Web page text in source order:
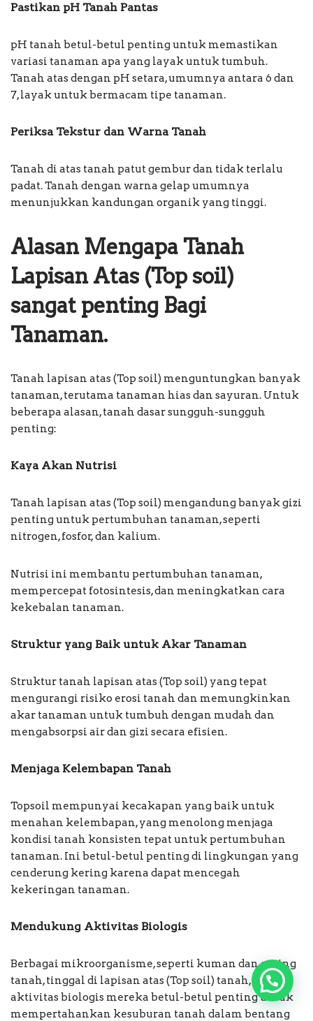
Pastikan pH Tanah Pantas
pH tanah betul-betul penting untuk memastikan
variasi tanaman apa yang layak untuk tumbuh.
Tanah atas dengan pH setara, umumnya antara 6 dan
7, layak untuk bermacam tipe tanaman.
Periksa Tekstur dan Warna Tanah
Tanah di atas tanah patut gembur dan tidak terlalu
padat. Tanah dengan warna gelap umumnya
menunjukkan kandungan organik yang tinggi.
Alasan Mengapa Tanah
Lapisan Atas (Top soil)
sangat penting Bagi
Tanaman.
Tanah lapisan atas (Top soil) menguntungkan banyak
tanaman, terutama tanaman hias dan sayuran. Untuk
beberapa alasan, tanah dasar sungguh-sungguh
penting:
Kaya Akan Nutrisi
Tanah lapisan atas (Top soil) mengandung banyak gizi
penting untuk pertumbuhan tanaman, seperti
nitrogen, fosfor, dan kalium.
Nutrisi ini membantu pertumbuhan tanaman,
mempercepat fotosintesis, dan meningkatkan cara
kekebalan tanaman.
Struktur yang Baik untuk Akar Tanaman
Struktur tanah lapisan atas (Top soil) yang tepat
mengurangi risiko erosi tanah dan memungkinkan
akar tanaman untuk tumbuh dengan mudah dan
mengabsorpsi air dan gizi secara efisien.
Menjaga Kelembapan Tanah
Topsoil mempunyai kecakapan yang baik untuk
menahan kelembapan, yang menolong menjaga
kondisi tanah konsisten tepat untuk pertumbuhan
tanaman. Ini betul-betul penting di lingkungan yang
cenderung kering karena dapat mencegah
kekeringan tanaman.
Mendukung Aktivitas Biologis
Berbagai mikroorganisme, seperti kuman dan cacing
tanah, tinggal di lapisan atas (Top soil) tanah, dan
aktivitas biologis mereka betul-betul penting untuk
mempertahankan kesuburan tanah dalam bentang